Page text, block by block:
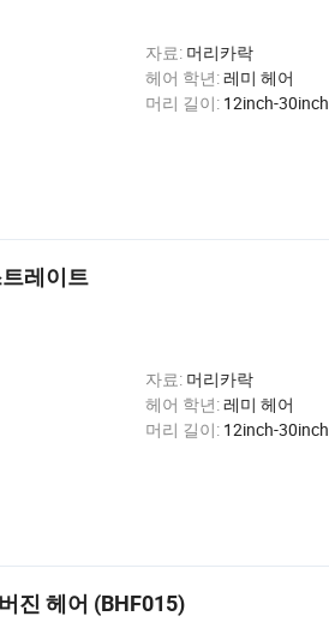
자료: 머리카락
헤어 학년:레미 헤어
머리 길이: 12inch-30inch
레이트
자료: 머리카락
헤어 학년:레미 헤어
머리 길이: 12inch-30inch
진 헤어 (BHF015)